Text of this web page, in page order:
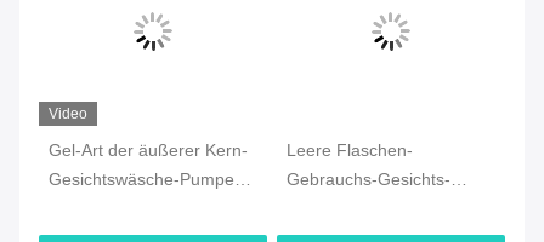
Video
Gel-Art der äußerer Kern-
Gesichtswäsche-Pumpen-
280ML
Leere Flaschen-
Gebrauchs-Gesichts-
Zufuhr Skincare 100ml